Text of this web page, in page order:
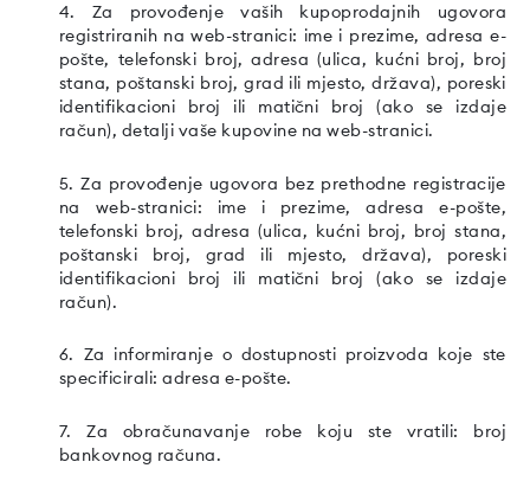
4. Za provođenje vaših kupoprodajnih ugovora
registriranih na web-stranici: ime i prezime, adresa e-
pošte, telefonski broj, adresa (ulica, kućni broj, broj
stana, poštanski broj, grad ili mjesto, država), poreski
identifikacioni broj ili matični broj (ako se izdaje
račun), detalji vaše kupovine na web-stranici.
5. Za provođenje ugovora bez prethodne registracije
na web-stranici: ime i prezime, adresa e-pošte,
telefonski broj, adresa (ulica, kućni broj, broj stana,
poštanski broj, grad ili mjesto, država), poreski
identifikacioni broj ili matični broj (ako se izdaje
račun).
6. Za informiranje o dostupnosti proizvoda koje ste
specificirali: adresa e-pošte.
7. Za obračunavanje robe koju ste vratili: broj
bankovnog računa.